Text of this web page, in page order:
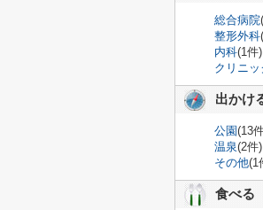
総合病院
整形外科
内科(1件)
クリニッ
出かけ
公園(13
温泉(2件)
その他(1
食べる